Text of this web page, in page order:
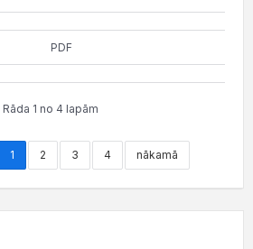
PDF
Rāda 1 no 4 lapām
1 2 3 4 nākamā